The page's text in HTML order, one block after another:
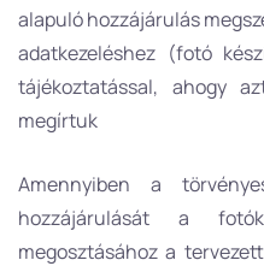
alapuló hozzájárulás
adatkezeléshez (fotó
tájékoztatással, ahogy
megírtuk
Amennyiben a
hozzájárulását a
megosztásához a